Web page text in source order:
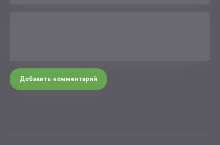
Добавить комментарий